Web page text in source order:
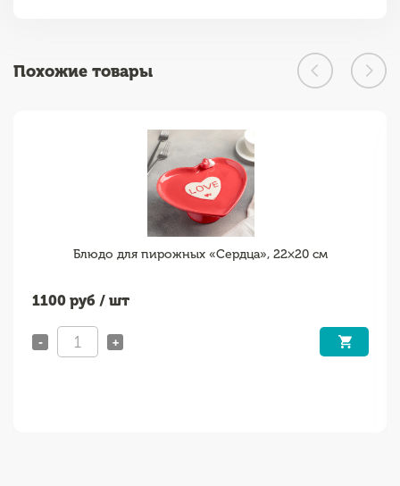
Похожие товары
Блюдо для пирожных «Сердца», 22×20 см
1100 руб / шт
- +